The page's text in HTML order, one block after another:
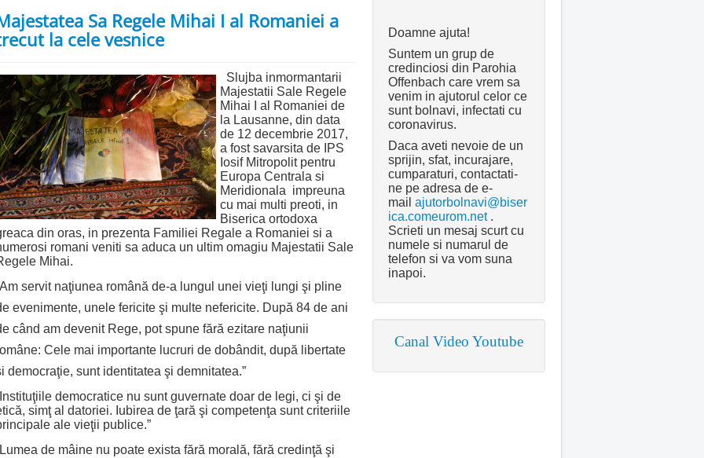
Sa Regele Mihai I al Romaniei a
la cele vesnice
Slujba inmormantarii
Majestatii Sale Regele
Mihai I al Romaniei de
la Lausanne, din data
de 12 decembrie 2017,
a fost savarsita de IPS
Iosif Mitropolit pentru
Europa Centrala si
Meridionala impreuna
cu mai multi preoti, in
Biserica ortodoxa
din oras, in prezenta Familiei Regale a Romaniei si a
romani veniti sa aduca un ultim omagiu Majestatii Sale
Mihai.
servit naţiunea română de-a lungul unei vieţi lungi şi pline
evenimente, unele fericite şi multe nefericite. După 84 de ani
când am devenit Rege, pot spune fără ezitare naţiunii
Cele mai importante lucruri de dobândit, după libertate
democraţie, sunt identitatea şi demnitatea.”
democratice nu sunt guvernate doar de legi, ci şi de
simţ al datoriei. Iubirea de ţară şi competenţa sunt criteriile
ale vieţii publice.”
de mâine nu poate exista fără morală, fără credinţă şi
Doamne ajuta!
Suntem un grup de
credinciosi din Parohia
Offenbach care vrem sa
venim in ajutorul celor ce
sunt bolnavi, infectati cu
coronavirus.
Daca aveti nevoie de un
sprijin, sfat, incurajare,
cumparaturi, contactati-
ne pe adresa de e-
mail ajutorbolnavi@biser
ica.comeurom.net.
Scrieti un mesaj scurt cu
numele si numarul de
telefon si va vom suna
inapoi.
Canal Video Youtube